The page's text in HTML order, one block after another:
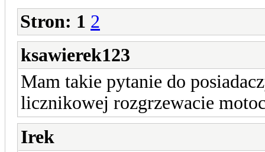
Stron: 1 2
ksawierek123
Mam takie pytanie do
licznikowej rozgrzewacie
Irek